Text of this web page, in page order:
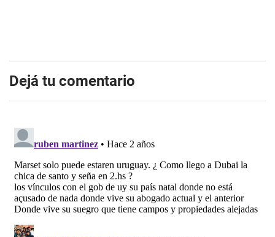
Dejá tu comentario